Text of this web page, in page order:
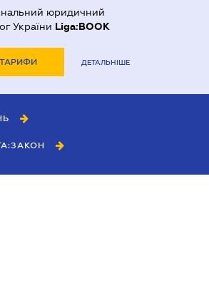
юридичний
України Liga:BOOK
ТАРИФИ ДЕТАЛЬНІШЕ